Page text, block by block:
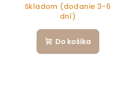
Skladom (dodanie 3-6
dní)
Do košíka